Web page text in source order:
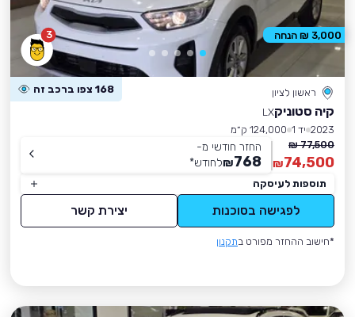
3
ראשון לציון 168 צפו ברכב זה
קיה סטוניקLX
2023 יד 1
124,000 ק״מ
77,500 ₪
74,500
₪
החזר חודשי מ-
768
₪לחודש*
תוספות לעיסקה
לפגישה בסוכנות יצירת קשר
*חישוב ההחזר מפורט בתקנון
3,000 ₪ הנחה